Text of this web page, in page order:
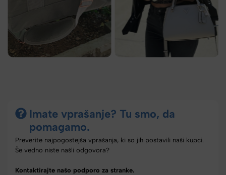
Imate vprašanje? Tu smo, da
pomagamo.
Preverite najpogostejša vprašanja, ki so jih postavili naši kupci.
Še vedno niste našli odgovora?
Kontaktirajte našo podporo za stranke.